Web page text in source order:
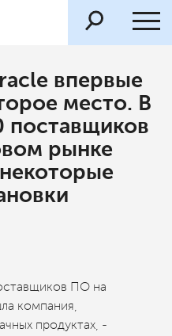
впервые
место. В
поставщиков
рынке
ПО на
компания,
продуктах, -